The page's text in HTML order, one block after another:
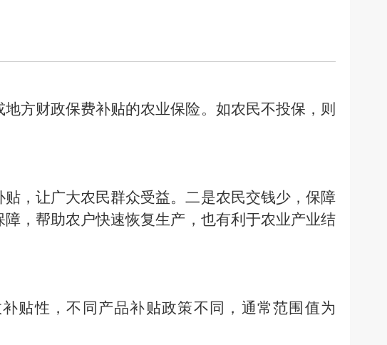
方财政保费补贴的农业保险。如农民不投保，则
，让广大农民群众受益。二是农民交钱少，保障
，帮助农户快速恢复生产，也有利于农业产业结
贴性，不同产品补贴政策不同，通常范围值为